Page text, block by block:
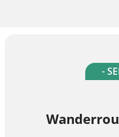
-